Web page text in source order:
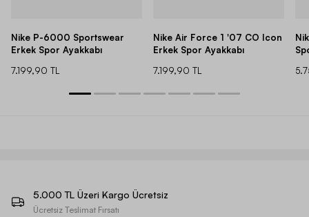
Nike P-6000 Sportswear
Erkek Spor Ayakkabı
7.199,90 TL
Nike Air Force 1 '07 CO Icon
Erkek Spor Ayakkabı
7.199,90 TL
5.000 TL Üzeri Kargo Ücretsiz
Ücretsiz Teslimat Fırsatı